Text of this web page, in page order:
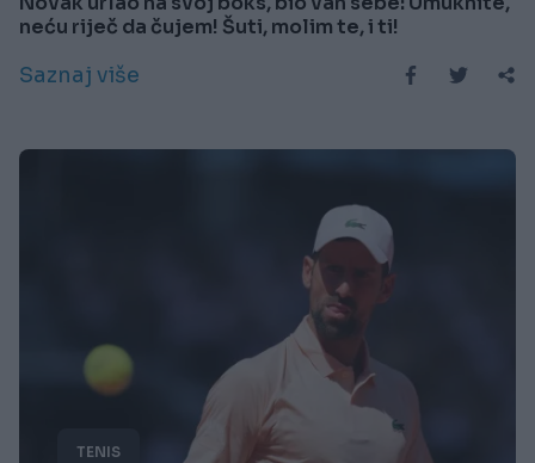
neću riječ da čujem! Šuti, molim te, i ti!
Saznaj više
TENIS